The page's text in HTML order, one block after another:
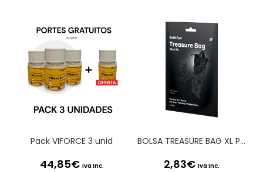
Pack VIFORCE 3 unid
44,85€ Iva Inc.
BOLSA TREASURE BAG XL PRETA SATISFYER
2,83€ Iva Inc.